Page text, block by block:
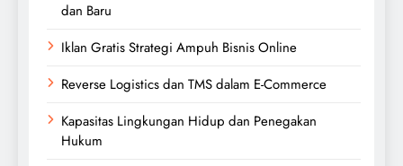
dan Baru
Iklan Gratis Strategi Ampuh Bisnis Online
Reverse Logistics dan TMS dalam E-Commerce
Kapasitas Lingkungan Hidup dan Penegakan
Hukum